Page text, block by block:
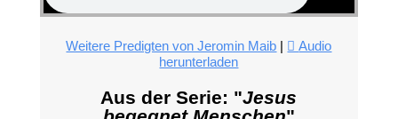
Weitere Predigten von Jeromin Maib |
Audio
herunterladen
Aus der Serie: "Jesus